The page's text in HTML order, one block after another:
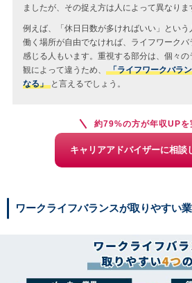
ましたが、その捉え方は人によって異なりま
例えば、「休日日数が多ければいい」とい
働く場所が自由でなければ、ライフワークバ
感じる人もいます。重視する部分は、個々
観によって違うため、
「ライフワークバラ
なる」 と言えるでしょう。
約79%の方が年収UPを
キャリアアドバイザーに相談
ワークライフバランスが取りやすい